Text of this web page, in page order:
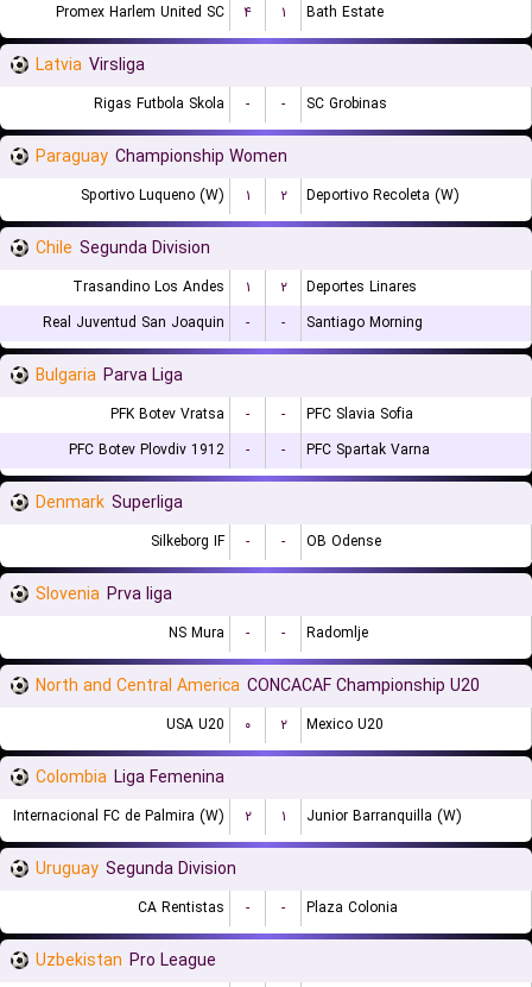
Promex Harlem United SC ۴ ۱ Bath Estate
Latvia Virsliga
Rigas Futbola Skola - - SC Grobinas
Paraguay Championship Women
Sportivo Luqueno (W) ۱ ۲ Deportivo Recoleta (W)
Chile Segunda Division
Trasandino Los Andes ۱ ۲
Deportes Linares
Real Juventud San Joaquin
- - Santiago Morning
Bulgaria Parva Liga
PFK Botev Vratsa - -
PFC Slavia Sofia
PFC Botev Plovdiv 1912
- - PFC Spartak Varna
Denmark Superliga
Silkeborg IF - - OB Odense
Slovenia Prva liga
NS Mura - - Radomlje
North and Central America CONCACAF Championship U20
USA U20 ۰ ۲ Mexico U20
Colombia Liga Femenina
Internacional FC de Palmira (W) ۲ ۱ Junior Barranquilla (W)
Uruguay Segunda Division
CA Rentistas - - Plaza Colonia
Uzbekistan Pro League